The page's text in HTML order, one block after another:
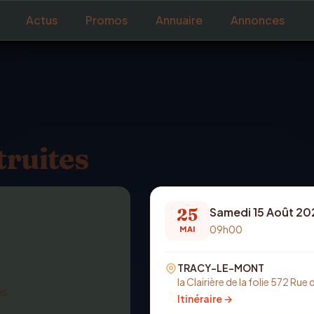
Actus Promos Annuaire Annonces
25
MAI
Samedi 15 Août
09h00
TRACY-LE-MONT
la Clairière de la folie 572 Rue
Itinéraire →